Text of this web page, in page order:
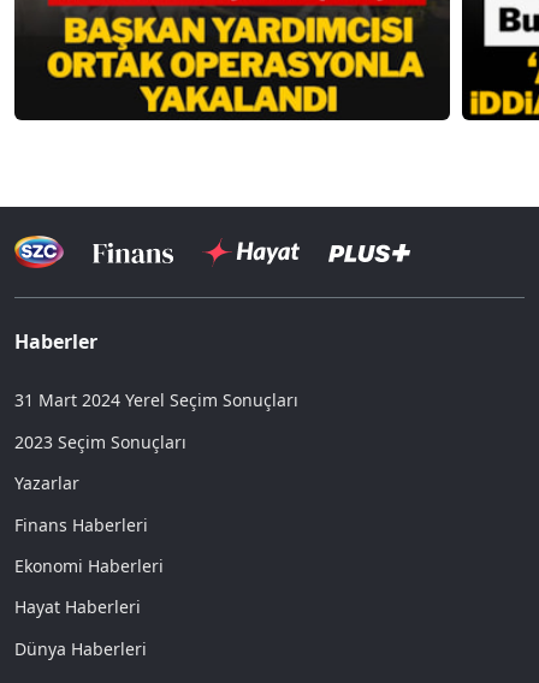
Haberler
31 Mart 2024 Yerel Seçim Sonuçları
2023 Seçim Sonuçları
Yazarlar
Finans Haberleri
Ekonomi Haberleri
Hayat Haberleri
Dünya Haberleri